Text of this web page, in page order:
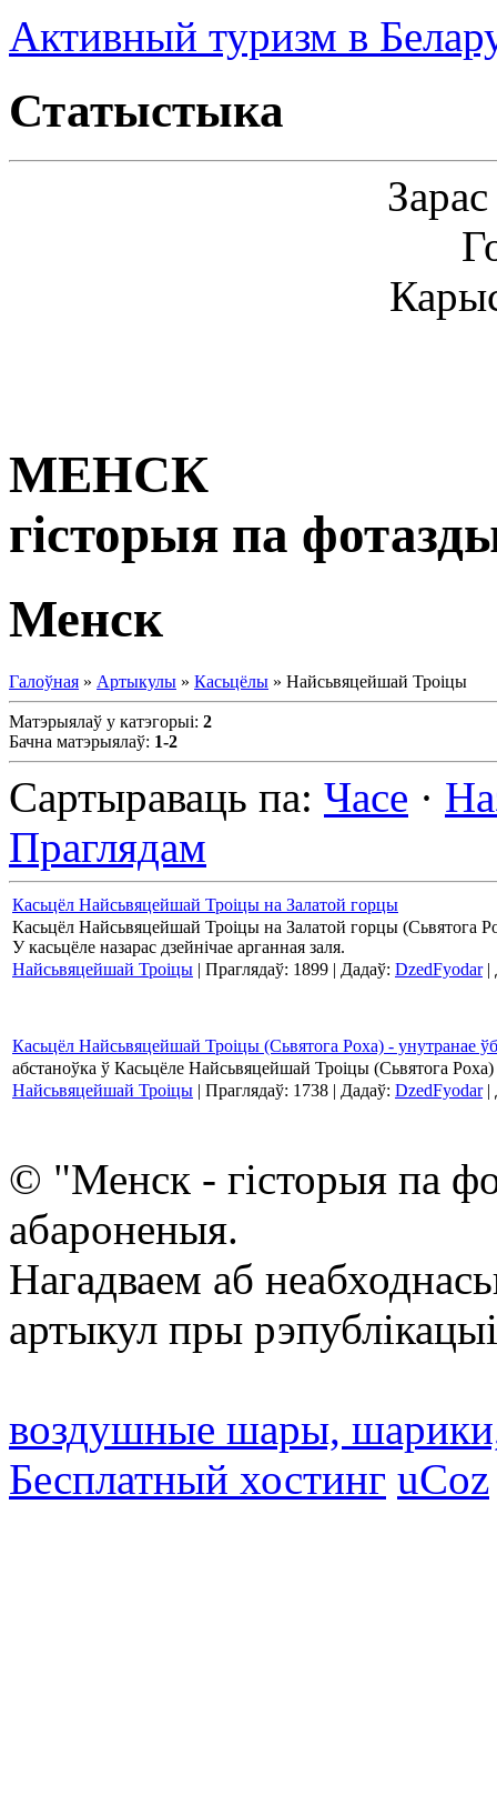
Активный туризм в
Статыстыка
МЕНСК
гісторыя па
Менск
Галоўная » Артыкулы » Касьцёлы » Найсьвяцейшай Троіцы
Матэрыялаў у катэгорыі: 2
Бачна матэрыялаў: 1-2
Сартыраваць па: Часе ·
Праглядам
Касьцёл Найсьвяцейшай Троіцы на Залатой горцы
Касьцёл Найсьвяцейшай Троіцы на Залатой горцы (Сьвятога
У касьцёле назарас дзейнічае арганная заля.
Найсьвяцейшай Троіцы | Праглядаў: 1899 | Дадаў: DzedFyodar|
Касьцёл Найсьвяцейшай Троіцы (Сьвятога Роха) - унутранае
абстаноўка ў Касьцёле Найсьвяцейшай Троіцы (Сьвятога Роха)
Найсьвяцейшай Троіцы | Праглядаў: 1738 | Дадаў: DzedFyodar|
© "Менск - гісторыя па
абароненыя.
Нагадваем аб
артыкул пры
воздушные шары,
Бесплатный хостинг uCoz